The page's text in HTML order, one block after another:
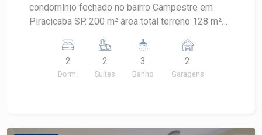
condomínio fechado no bairro Campestre em
Piracicaba SP. 200 m² área total terreno 128 m²
Suíte master Completa de móveis planejados.
Agende sua visita.
2
Dorm.
2
Suítes
3
Banho
2
Garagens